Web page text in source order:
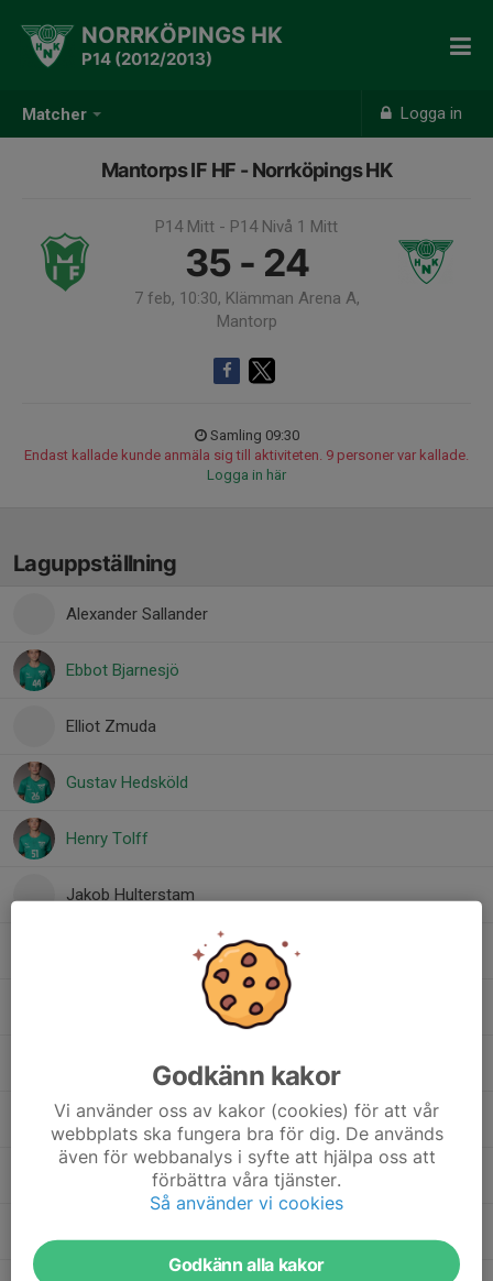
Matcher Logga in
NORRKÖPINGS HK
P14 (2012/2013)
Mantorps IF HF - Norrköpings HK
P14 Mitt - P14 Nivå 1 Mitt
35 - 24
7 feb, 10:30, Klämman Arena A,
Mantorp
Samling 09:30
Endast kallade kunde anmäla sig till aktiviteten. 9 personer var kallade.
Logga in här
Laguppställning
Alexander Sallander
Ebbot Bjarnesjö
Elliot Zmuda
Gustav Hedsköld
Henry Tolff
Jakob Hulterstam
Love Sjöberg
Maximilian Söderman
Måns Onmalm
Godkänn kakor
Vi använder oss av kakor (cookies) för att vår
webbplats ska fungera bra för dig. De används
även för webbanalys i syfte att hjälpa oss att
förbättra våra tjänster.
Så använder vi cookies
Godkänn alla kakor